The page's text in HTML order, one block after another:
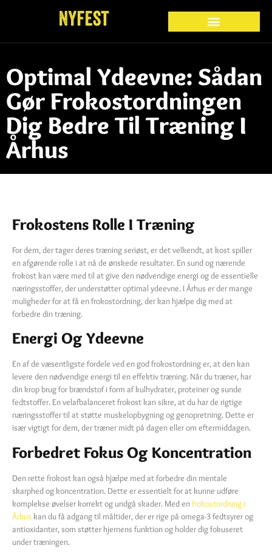
Optimal Ydeevne: Sådan
Gør Frokostordningen
Dig Bedre Til Træning I
Århus
Frokostens Rolle I Træning
For dem, der tager deres træning seriøst, er det velkendt, at kost spiller
en afgørende rolle i at nå de ønskede resultater. En sund og nærende
frokost kan være med til at give den nødvendige energi og de essentielle
næringsstoffer, der understøtter optimal ydeevne. I Århus er der mange
muligheder for at få en frokostordning, der kan hjælpe dig med at
forbedre din træning.
Energi Og Ydeevne
En af de væsentligste fordele ved en god frokostordning er, at den kan
levere den nødvendige energi til en effektiv træning. Når du træner, har
din krop brug for brændstof i form af kulhydrater, proteiner og sunde
fedtstoffer. En velafbalanceret frokost kan sikre, at du har de rigtige
næringsstoffer til at støtte muskelopbygning og genopretning. Dette er
især vigtigt for dem, der træner midt på dagen eller om eftermiddagen.
Forbedret Fokus Og Koncentration
Den rette frokost kan også hjælpe med at forbedre din mentale
skarphed og koncentration. Dette er essentielt for at kunne udføre
komplekse øvelser korrekt og undgå skader. Med enfrokostordning i
Århus kan du få adgang til måltider, der er rige på omega-3 fedtsyrer og
antioxidanter, som støtter hjernens funktion og holder dig fokuseret
under træningen.